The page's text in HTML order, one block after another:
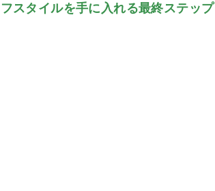
スタイルを手に入れる最終ステップ